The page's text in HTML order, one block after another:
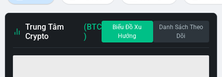
Trung Tâm
Crypto
(BTC
)
Biểu Đồ Xu
Hướng
Danh Sách Theo
Dõi